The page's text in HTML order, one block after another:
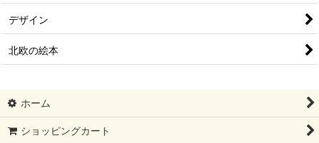
デザイン
北欧の絵本
ホーム
ショッピングカート